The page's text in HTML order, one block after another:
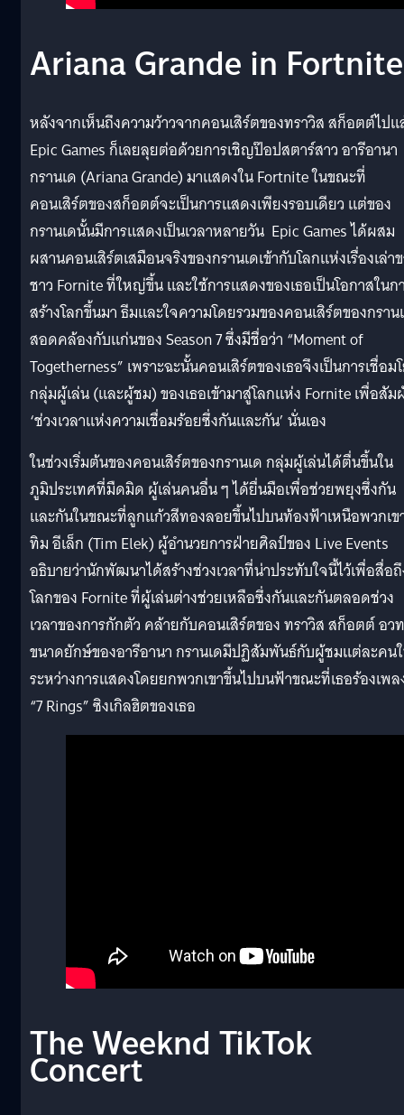
Ariana Grande in Fortnite
หลังจากเห็นถึงความว้าวจากคอนเสิร์ตของทราวิส สก็อตต์ไปแ
Epic Games ก็เลยลุยต่อด้วยการเชิญป๊อปสตาร์สาว อารีอานา
กรานเด (Ariana Grande) มาแสดงใน Fortnite ในขณะที่
คอนเสิร์ตของสก็อตต์จะเป็นการแสดงเพียงรอบเดียว แต่ของ
กรานเดนั้นมีการแสดงเป็นเวลาหลายวัน Epic Games ได้ผสม
ผสานคอนเสิร์ตเสมือนจริงของกรานเดเข้ากับโลกแห่งเรื่องเล่า
ชาว Fornite ที่ใหญ่ขึ้น และใช้การแสดงของเธอเป็นโอกาสในก
สร้างโลกขึ้นมา ธีมและใจความโดยรวมของคอนเสิร์ตของกราน
สอดคล้องกับแก่นของ Season 7 ซึ่งมีชื่อว่า “Moment of
Togetherness” เพราะฉะนั้นคอนเสิร์ตของเธอจึงเป็นการเชื่อม
กลุ่มผู้เล่น (และผู้ชม) ของเธอเข้ามาสู่โลกแห่ง Fornite เพื่อสัม
‘ช่วงเวลาแห่งความเชื่อมร้อยซึ่งกันและกัน’ นั่นเอง
ในช่วงเริ่มต้นของคอนเสิร์ตของกรานเด กลุ่มผู้เล่นได้ตื่นขึ้นใน
ภูมิประเทศที่มืดมิด ผู้เล่นคนอื่น ๆ ได้ยื่นมือเพื่อช่วยพยุงซึ่งกัน
และกันในขณะที่ลูกแก้วสีทองลอยขึ้นไปบนท้องฟ้าเหนือพวกเข
ทิม อีเล็ก (Tim Elek) ผู้อำนวยการฝ่ายศิลป์ของ Live Events
อธิบายว่านักพัฒนาได้สร้างช่วงเวลาที่น่าประทับใจนี้ไว้เพื่อสื่อ
โลกของ Fornite ที่ผู้เล่นต่างช่วยเหลือซึ่งกันและกันตลอดช่วง
เวลาของการกักตัว คล้ายกับคอนเสิร์ตของ ทราวิส สก็อตต์ อว
ขนาดยักษ์ของอารีอานา กรานเดมีปฏิสัมพันธ์กับผู้ชมแต่ละคน
ระหว่างการแสดงโดยยกพวกเขาขึ้นไปบนฟ้าขณะที่เธอร้องเพล
“7 Rings” ซิงเกิลฮิตของเธอ
The Weeknd TikTok
Concert